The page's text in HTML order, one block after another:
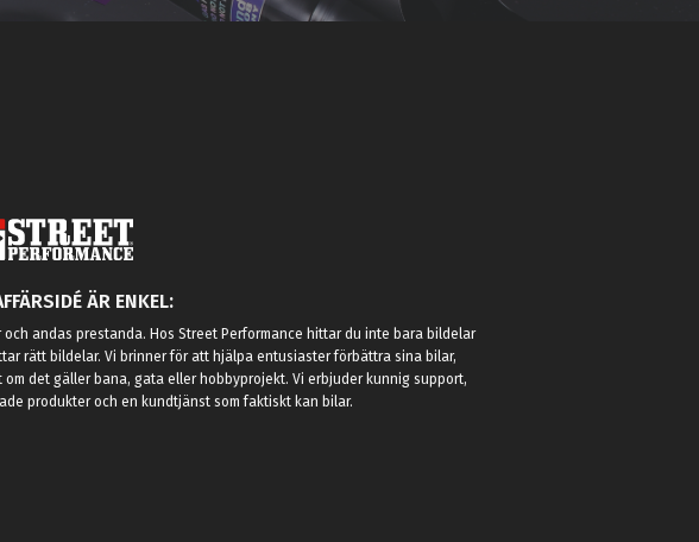
ÄR ENKEL:
och andas prestanda. Hos Street Performance hittar du inte bara bildelar
rätt bildelar. Vi brinner för att hjälpa entusiaster förbättra sina bilar,
om det gäller bana, gata eller hobbyprojekt. Vi erbjuder kunnig support,
produkter och en kundtjänst som faktiskt kan bilar.